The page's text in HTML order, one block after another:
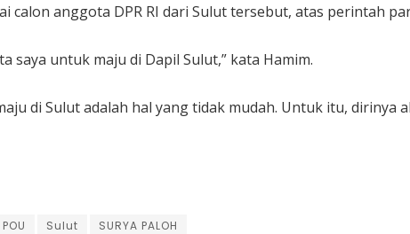
calon anggota DPR RI dari Sulut tersebut, atas perintah
saya untuk maju di Dapil Sulut,” kata Hamim.
di Sulut adalah hal yang tidak mudah. Untuk itu, dirinya
Sulut SURYA PALOH